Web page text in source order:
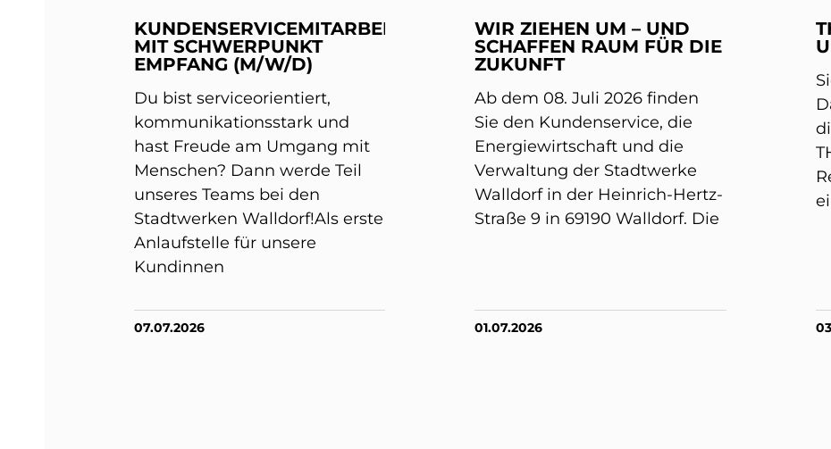
KUNDENSERVICEMITARBEITER
MIT SCHWERPUNKT
EMPFANG (M/W/D)
Du bist serviceorientiert,
kommunikationsstark und
hast Freude am Umgang mit
Menschen? Dann werde Teil
unseres Teams bei den
Stadtwerken Walldorf!Als erste
Anlaufstelle für unsere
Kundinnen
07.07.2026
WIR ZIEHEN UM – UND
SCHAFFEN RAUM FÜR DIE
ZUKUNFT
Ab dem 08. Juli 2026 finden
Sie den Kundenservice, die
Energiewirtschaft und die
Verwaltung der Stadtwerke
Walldorf in der Heinrich-Hertz-
Straße 9 in 69190 Walldorf. Die
01.07.2026